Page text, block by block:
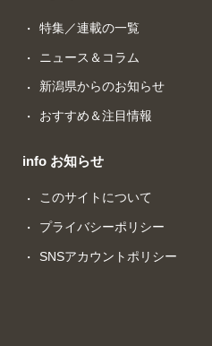
特集／連載の一覧
ニュース＆コラム
新潟県からのお知らせ
おすすめ＆注目情報
info お知らせ
このサイトについて
プライバシーポリシー
SNSアカウントポリシー